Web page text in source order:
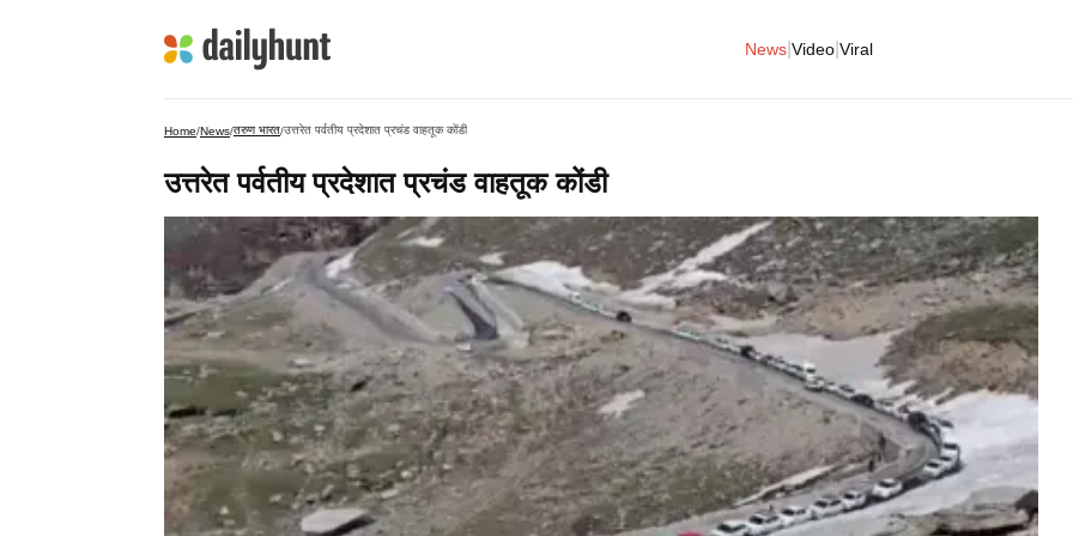
News Video Viral
Home/News/तरुण भारत/उत्तरेत पर्वतीय प्रदेशात प्रचंड वाहतूक कोंडी
उत्तरेत पर्वतीय प्रदेशात प्रचंड वाहतूक कोंडी